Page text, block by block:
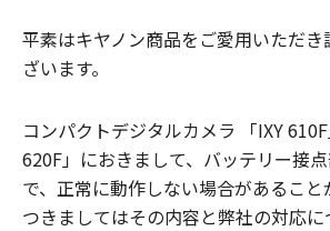
平素はキヤノン商品をご愛用いただ
ざいます。
コンパクトデジタルカメラ 「IXY
620F」におきまして、バッテリー接
で、正常に動作しない場合があること
つきましてはその内容と弊社の対応